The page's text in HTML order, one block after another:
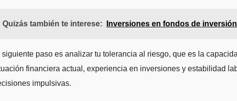
Quizás también te interese: Inversiones en fondos de
siguiente paso es analizar tu tolerancia al riesgo, que es la
financiera actual, experiencia en inversiones y estabilidad
impulsivas.